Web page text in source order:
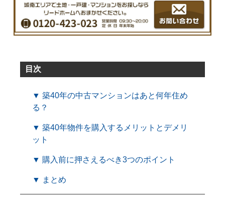
目次
▼ 築40年の中古マンションはあと何年住め
る？
▼ 築40年物件を購入するメリットとデメリ
ット
▼ 購入前に押さえるべき3つのポイント
▼ まとめ